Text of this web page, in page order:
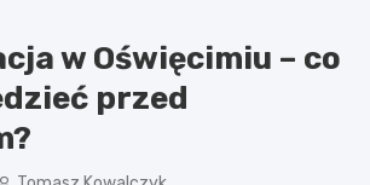
w Oświęcimiu – co
przed